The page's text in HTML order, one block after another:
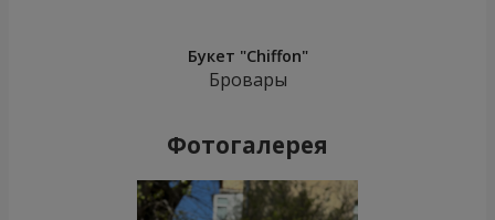
Букет "Chiffon"
Бровары
Фотогалерея